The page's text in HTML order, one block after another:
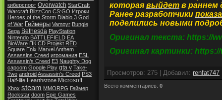
киберспорт Overwatch StarCraft
Warcraft BlizzCon CS:GO Игроки
Heroes of the Storm Diablo 3 God
of War Геймеры Vampyr Bungie
Sega Bethesda PlayStation
Nintendo BATTLEFIELD EA
BioWare ПК CD Projekt RED
Square Enix MarvelAnthem
Assassins Creed игромания ESL
Assassin’s Creed E3 Naughty Dog
capcom Google Play gta v Take-
Two androidAssassin's Creed PS3
Half-life Hearthstone Microsoft
Xbox steam MMORPG Геймер
Rockstar doom Epic Games
которая выйдет в раннем
Ранее разработчики
поделились новыми
Оригинал текста: https://
Оригинал картинки: https://
Просмотров: 275 | Добавил: renfat747
Всего комментариев: 0